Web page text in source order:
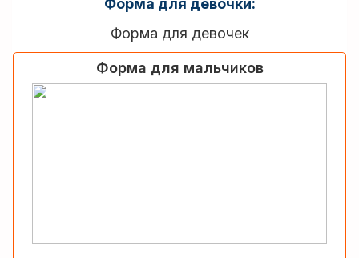
Форма для девочки:
Форма для девочек
Форма для мальчиков